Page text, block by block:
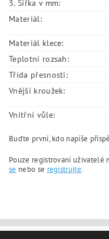
3. Šířka v mm:
Materiál:
Materiál klece:
Teplotní rozsah:
Třída přesnosti:
Vnější kroužek:
Vnitřní vůle:
Buďte první, kdo napíše
Pouze registrovaní uživatelé
se nebo se registrujte.